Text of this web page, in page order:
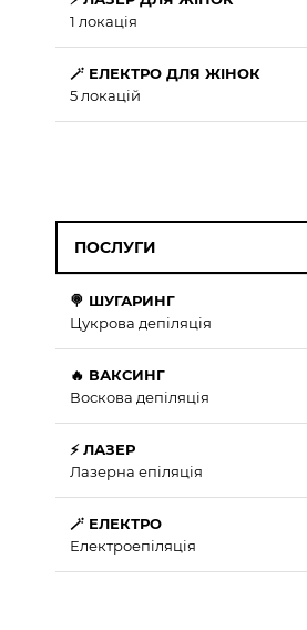
1 локація
🪄 ЕЛЕКТРО ДЛЯ ЖІНОК
5 локацій
ПОСЛУГИ
🍭 ШУГАРИНГ
Цукрова депіляція
🔥 ВАКСИНГ
Воскова депіляція
⚡ ЛАЗЕР
Лазерна епіляція
🪄 ЕЛЕКТРО
Електроепіляція